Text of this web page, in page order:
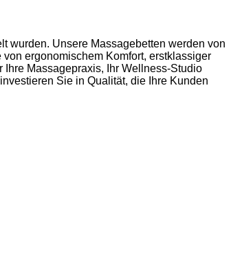
wurden. Unsere Massagebetten werden von
ergonomischem Komfort, erstklassiger
Massagepraxis, Ihr Wellness-Studio
Sie in Qualität, die Ihre Kunden